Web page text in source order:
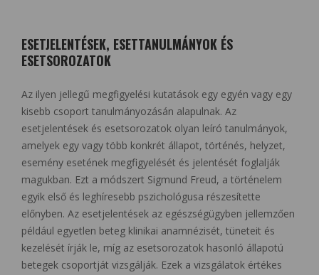
ESETJELENTÉSEK, ESETTANULMÁNYOK ÉS
ESETSOROZATOK
Az ilyen jellegű megfigyelési kutatások egy egyén vagy egy
kisebb csoport tanulmányozásán alapulnak. Az
esetjelentések és esetsorozatok olyan leíró tanulmányok,
amelyek egy vagy több konkrét állapot, történés, helyzet,
esemény esetének megfigyelését és jelentését foglalják
magukban. Ezt a módszert Sigmund Freud, a történelem
egyik első és leghíresebb pszichológusa részesítette
előnyben. Az esetjelentések az egészségügyben jellemzően
például egyetlen beteg klinikai anamnézisét, tüneteit és
kezelését írják le, míg az esetsorozatok hasonló állapotú
betegek csoportját vizsgálják. Ezek a vizsgálatok értékes